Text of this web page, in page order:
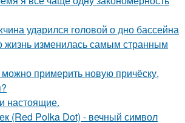
ударился головой о дно бассейна
жизнь изменилась самым странным
примерить новую причёску,
настоящие.
(Red Polka Dot) - вечный символ